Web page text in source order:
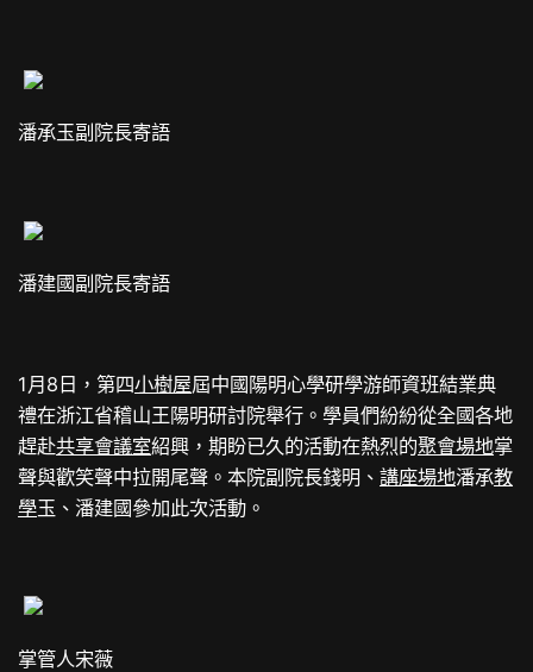
潘承玉副院長寄語
潘建國副院長寄語
1月8日，第四小樹屋屆中國陽明心學研學游師資班結業典
禮在浙江省稽山王陽明研討院舉行。學員們紛紛從全國各地
趕赴共享會議室紹興，期盼已久的活動在熱烈的聚會場地掌
聲與歡笑聲中拉開尾聲。本院副院長錢明、講座場地潘承教
學玉、潘建國參加此次活動。
掌管人宋薇